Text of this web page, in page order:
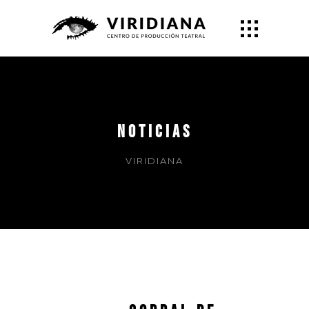
NOTICIAS
VIRIDIANA